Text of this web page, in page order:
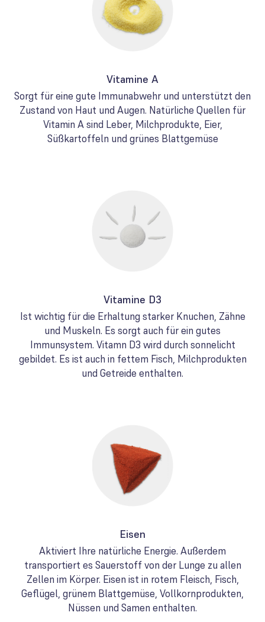
Vitamine A
Sorgt für eine gute Immunabwehr und unterstützt den
Zustand von Haut und Augen. Natürliche Quellen für
Vitamin A sind Leber, Milchprodukte, Eier,
Süßkartoffeln und grünes Blattgemüse
Vitamine D3
Ist wichtig für die Erhaltung starker Knuchen, Zähne
und Muskeln. Es sorgt auch für ein gutes
Immunsystem. Vitamn D3 wird durch sonnelicht
gebildet. Es ist auch in fettem Fisch, Milchprodukten
und Getreide enthalten.
Eisen
Aktiviert Ihre natürliche Energie. Außerdem
transportiert es Sauerstoff von der Lunge zu allen
Zellen im Körper. Eisen ist in rotem Fleisch, Fisch,
Geflügel, grünem Blattgemüse, Vollkornprodukten,
Nüssen und Samen enthalten.